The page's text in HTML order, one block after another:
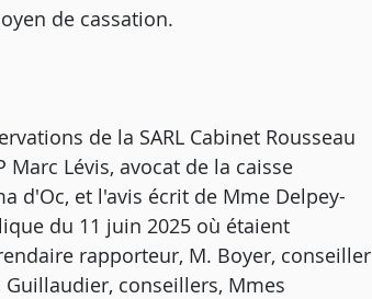
de cassation.
de la SARL Cabinet Rousseau
Marc Lévis, avocat de la caisse
d'Oc, et l'avis écrit de Mme Delpey-
du 11 juin 2025 où étaient
rapporteur, M. Boyer, conseiller
conseillers, Mmes